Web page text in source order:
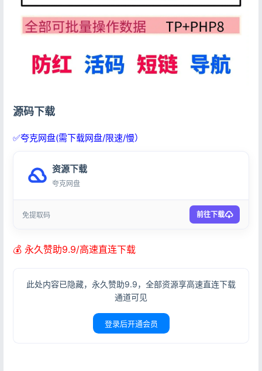
源码下载
✅夸克网盘(需下载网盘/限速/慢）
资源下载
夸克网盘
免提取码 前往下载
💰 永久赞助9.9/高速直连下载
此处内容已隐藏，永久赞助9.9，全部资源享高速直连下载
通道可见
登录后开通会员